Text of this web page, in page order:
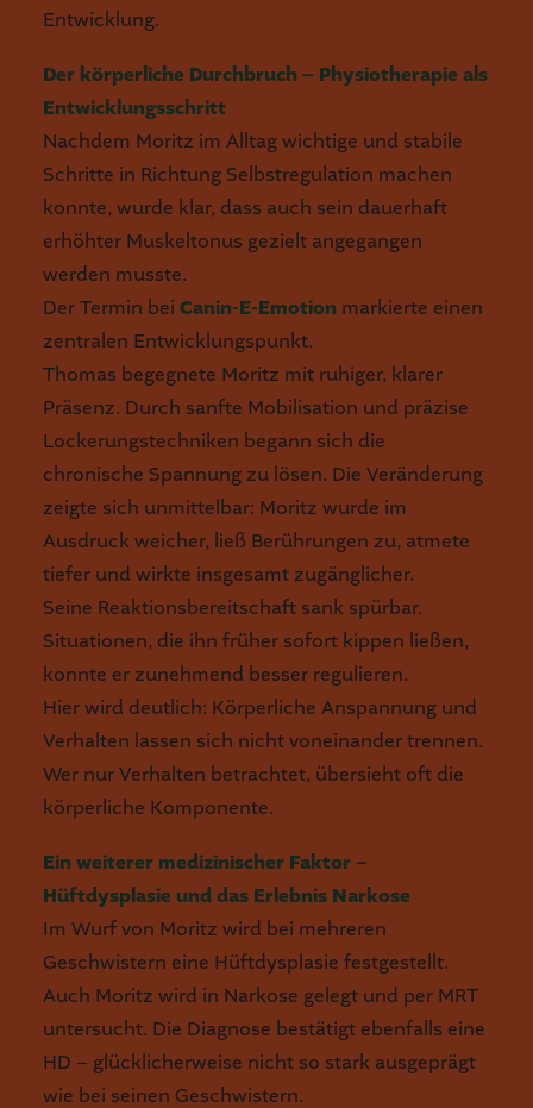
Entwicklung.
Der körperliche Durchbruch – Physiotherapie als
Entwicklungsschritt
Nachdem Moritz im Alltag wichtige und stabile
Schritte in Richtung Selbstregulation machen
konnte, wurde klar, dass auch sein dauerhaft
erhöhter Muskeltonus gezielt angegangen
werden musste.
Der Termin bei Canin-E-Emotion markierte einen
zentralen Entwicklungspunkt.
Thomas begegnete Moritz mit ruhiger, klarer
Präsenz. Durch sanfte Mobilisation und präzise
Lockerungstechniken begann sich die
chronische Spannung zu lösen. Die Veränderung
zeigte sich unmittelbar: Moritz wurde im
Ausdruck weicher, ließ Berührungen zu, atmete
tiefer und wirkte insgesamt zugänglicher.
Seine Reaktionsbereitschaft sank spürbar.
Situationen, die ihn früher sofort kippen ließen,
konnte er zunehmend besser regulieren.
Hier wird deutlich: Körperliche Anspannung und
Verhalten lassen sich nicht voneinander trennen.
Wer nur Verhalten betrachtet, übersieht oft die
körperliche Komponente.
Ein weiterer medizinischer Faktor –
Hüftdysplasie und das Erlebnis Narkose
Im Wurf von Moritz wird bei mehreren
Geschwistern eine Hüftdysplasie festgestellt.
Auch Moritz wird in Narkose gelegt und per MRT
untersucht. Die Diagnose bestätigt ebenfalls eine
HD – glücklicherweise nicht so stark ausgeprägt
wie bei seinen Geschwistern.